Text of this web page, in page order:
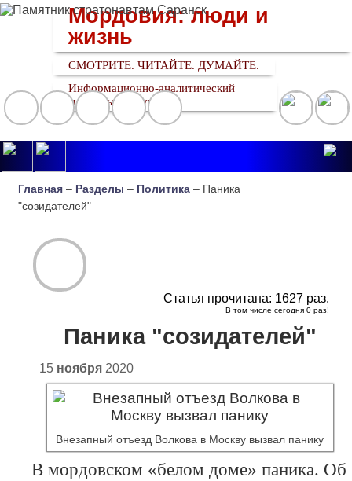
Мордовия: люди и
жизнь
СМОТРИТЕ. ЧИТАЙТЕ. ДУМАЙТЕ.
Информационно-аналитический
медийный ресурс
Главная – Разделы – Политика – Паника
"созидателей"
Статья прочитана: 1627раз.
В том числе сегодня 0раз!
Паника "созидателей"
15 ноября2020
Внезапный отъезд Волкова в Москву вызвал панику
В мордовском «белом доме» паника. Об